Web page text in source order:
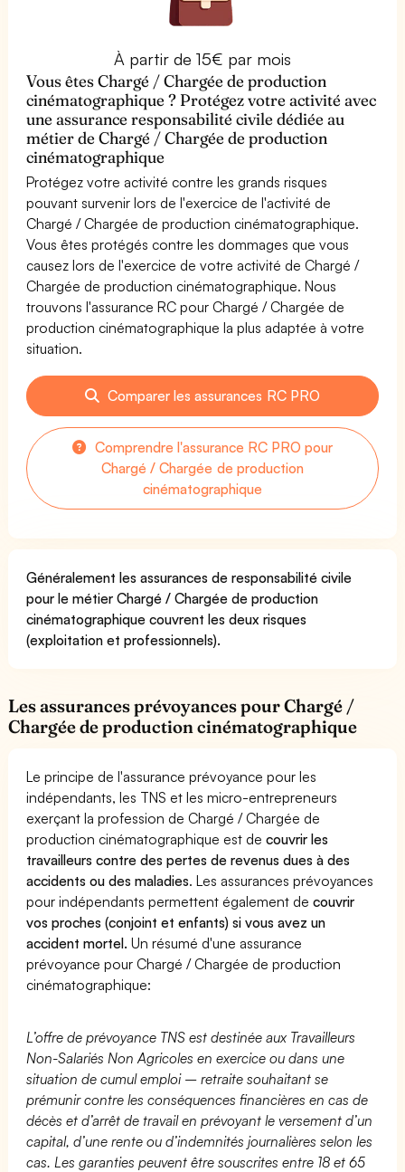
À partir de 15€ par mois
Vous êtes Chargé / Chargée de production
cinématographique ? Protégez votre activité avec
une assurance responsabilité civile dédiée au
métier de Chargé / Chargée de production
cinématographique
Protégez votre activité contre les grands risques
pouvant survenir lors de l'exercice de l'activité de
Chargé / Chargée de production cinématographique.
Vous êtes protégés contre les dommages que vous
causez lors de l'exercice de votre activité de Chargé /
Chargée de production cinématographique. Nous
trouvons l'assurance RC pour Chargé / Chargée de
production cinématographique la plus adaptée à votre
situation.
Comparer les assurances RC PRO
Comprendre l'assurance RC PRO pour
Chargé / Chargée de production
cinématographique
Généralement les assurances de responsabilité civile
pour le métier Chargé / Chargée de production
cinématographique couvrent les deux risques
(exploitation et professionnels).
Les assurances prévoyances pour Chargé /
Chargée de production cinématographique
Le principe de l'assurance prévoyance pour les
indépendants, les TNS et les micro-entrepreneurs
exerçant la profession de Chargé / Chargée de
production cinématographique est decouvrir les
travailleurs contre des pertes de revenus dues à des
accidents ou des maladies. Les assurances prévoyances
pour indépendants permettent également decouvrir
vos proches (conjoint et enfants) si vous avez un
accident mortel. Un résumé d'une assurance
prévoyance pour Chargé / Chargée de production
cinématographique:
L’offre de prévoyance TNS est destinée aux Travailleurs
Non-Salariés Non Agricoles en exercice ou dans une
situation de cumul emploi – retraite souhaitant se
prémunir contre les conséquences financières en cas de
décès et d’arrêt de travail en prévoyant le versement d’un
capital, d’une rente ou d’indemnités journalières selon les
cas. Les garanties peuvent être souscrites entre 18 et 65